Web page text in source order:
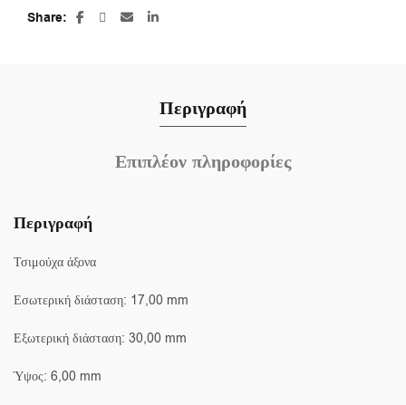
Share
Περιγραφή
Επιπλέον πληροφορίες
Περιγραφή
Τσιμούχα άξονα
Εσωτερική διάσταση: 17,00 mm
Εξωτερική διάσταση: 30,00 mm
Ύψος: 6,00 mm